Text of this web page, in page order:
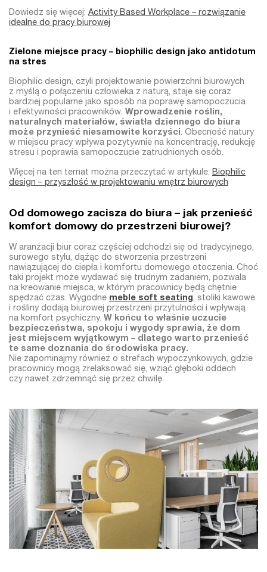
Dowiedz się więcej: Activity Based Workplace – rozwiązanie
idealne do pracy biurowej
Zielone miejsce pracy – biophilic design jako antidotum
na stres
Biophilic design, czyli projektowanie powierzchni biurowych
z myślą o połączeniu człowieka z naturą, staje się coraz
bardziej popularne jako sposób na poprawę samopoczucia
i efektywności pracowników. Wprowadzenie roślin,
naturalnych materiałów, światła dziennego do biura
może przynieść niesamowite korzyści. Obecność natury
w miejscu pracy wpływa pozytywnie na koncentrację, redukcję
stresu i poprawia samopoczucie zatrudnionych osób.
Więcej na ten temat można przeczytać w artykule: Biophilic
design – przyszłość w projektowaniu wnętrz biurowych
Od domowego zacisza do biura – jak przenieść
komfort domowy do przestrzeni biurowej?
W aranżacji biur coraz częściej odchodzi się od tradycyjnego,
surowego stylu, dążąc do stworzenia przestrzeni
nawiązującej do ciepła i komfortu domowego otoczenia. Choć
taki projekt może wydawać się trudnym zadaniem, pozwala
na kreowanie miejsca, w którym pracownicy będą chętnie
spędzać czas. Wygodne meble soft seating, stoliki kawowe
i rośliny dodają biurowej przestrzeni przytulności i wpływają
na komfort psychiczny. W końcu to właśnie uczucie
bezpieczeństwa, spokoju i wygody sprawia, że dom
jest miejscem wyjątkowym – dlatego warto przenieść
te same doznania do środowiska pracy.
Nie zapominajmy również o strefach wypoczynkowych, gdzie
pracownicy mogą zrelaksować się, wziąć głęboki oddech
czy nawet zdrzemnąć się przez chwilę.